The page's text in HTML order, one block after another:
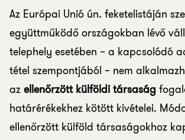
Az Európai Unió ún. feketelistáján
együttműködő országokban lévő
telephely esetében – a kapcsolódó
tétel szempontjából – nem
azellenőrzött külföldi társaság
határérékekhez kötött kivételei.
ellenőrzött külföld társaságokhoz